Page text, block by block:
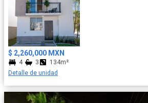
$ 2,260,000 MXN
4 3
134m²
Detalle de unidad